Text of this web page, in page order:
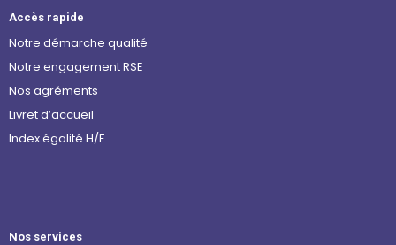
Accès rapide
Notre démarche qualité
Notre engagement RSE
Nos agréments
Livret d’accueil
Index égalité H/F
Nos services